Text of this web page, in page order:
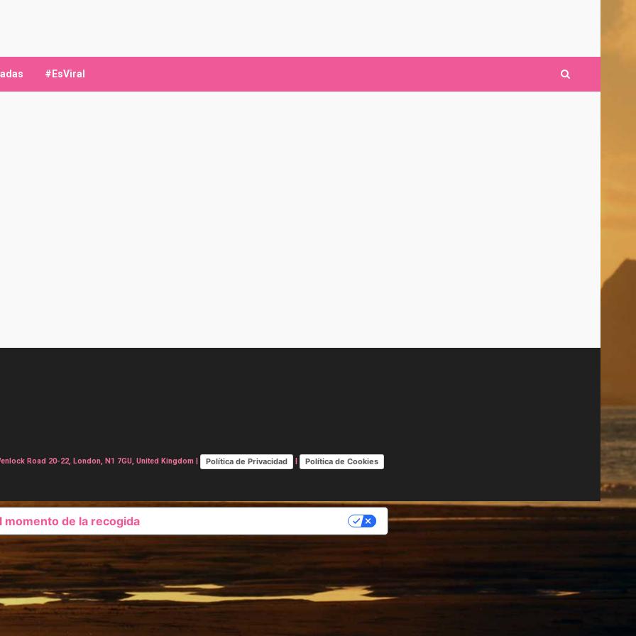
#EsViral
Road 20-22, London, N1 7GU, United Kingdom | Política de Privacidad | Política de Cookies
momento de la recogida